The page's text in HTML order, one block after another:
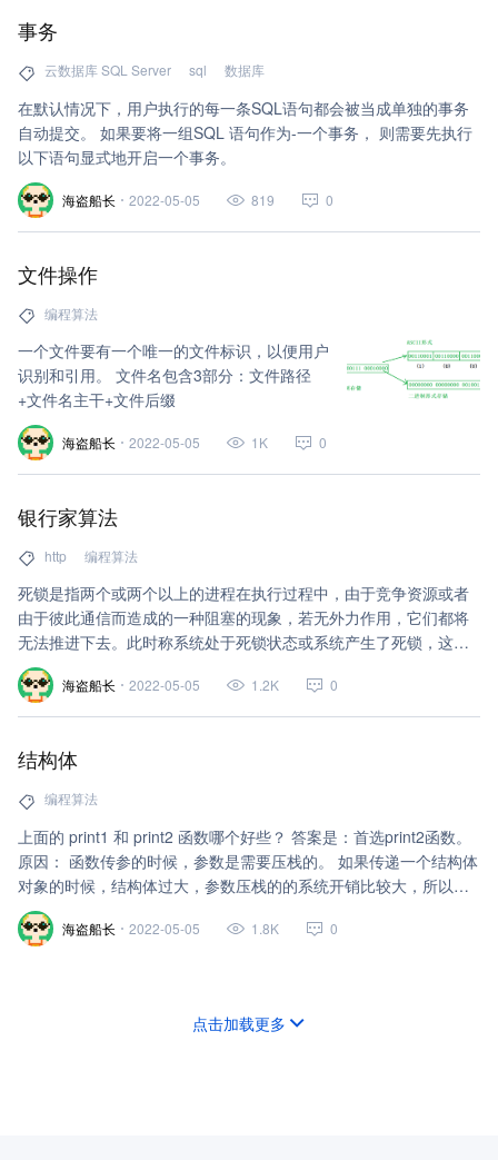
事务
云数据库 SQL Server sql 数据库
在默认情况下，用户执行的每一条SQL语句都会被当成单独的事务
自动提交。 如果要将一组SQL 语句作为-一个事务， 则需要先执行
以下语句显式地开启一个事务。
海盗船长 2022-05-05 819 0
文件操作
编程算法
一个文件要有一个唯一的文件标识，以便用户
识别和引用。 文件名包含3部分：文件路径
+文件名主干+文件后缀
海盗船长 2022-05-05 1K 0
银行家算法
http 编程算法
死锁是指两个或两个以上的进程在执行过程中，由于竞争资源或者
由于彼此通信而造成的一种阻塞的现象，若无外力作用，它们都将
无法推进下去。此时称系统处于死锁状态或系统产生了死锁，这些
永远在互相等待的进程称为死锁进程。
海盗船长 2022-05-05 1.2K 0
结构体
编程算法
上面的 print1 和 print2 函数哪个好些？ 答案是：首选print2函数。
原因： 函数传参的时候，参数是需要压栈的。 如果传递一个结构体
对象的时候，结构体过大，参数压栈的的系统开销比较大，所以会
导致性能的下降。
海盗船长 2022-05-05 1.8K 0
点击加载更多